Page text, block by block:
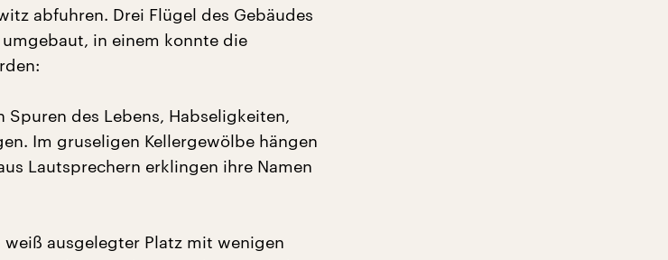
abfuhren. Drei Flügel des Gebäudes
in einem konnte die
des Lebens, Habseligkeiten,
Im gruseligen Kellergewölbe hängen
Lautsprechern erklingen ihre Namen
ausgelegter Platz mit wenigen